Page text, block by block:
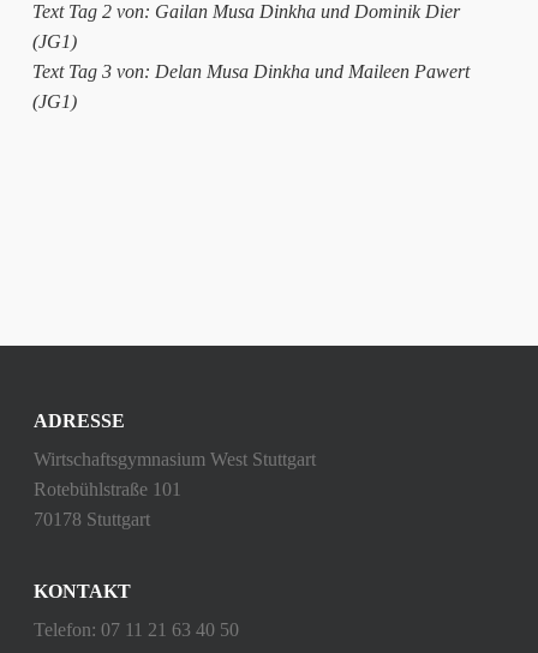
Text Tag 2 von: Gailan Musa Dinkha und Dominik Dier
(JG1)
Text Tag 3 von: Delan Musa Dinkha und Maileen Pawert
(JG1)
ADRESSE
Wirtschaftsgymnasium West Stuttgart
Rotebühlstraße 101
70178 Stuttgart
KONTAKT
Telefon: 07 11 21 63 40 50